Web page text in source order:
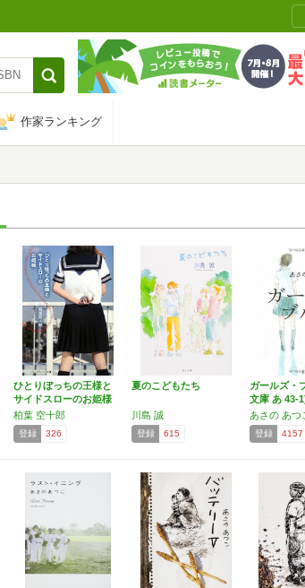
作家ランキング
ひとりぼっちの王様と
サイドスローのお姫様
(…
柏葉 空十郎
登録 326
夏のこどもたち
川島 誠
登録 615
ガールズ・
文庫 あ 43-
あさの あつ
登録 4157